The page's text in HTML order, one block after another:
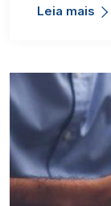
Leia mais